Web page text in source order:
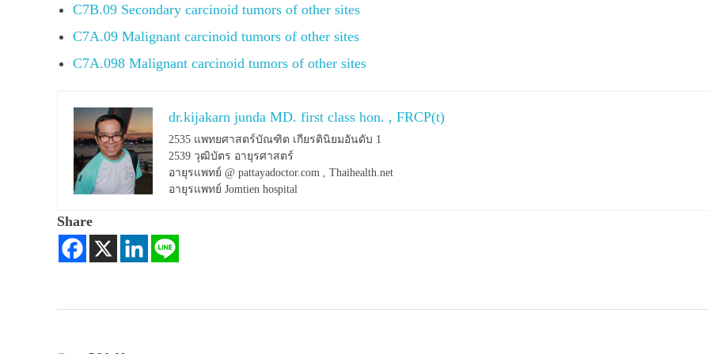
C7B.09 Secondary carcinoid tumors of other sites
C7A.09 Malignant carcinoid tumors of other sites
C7A.098 Malignant carcinoid tumors of other sites
dr.kijakarn junda MD. first class hon. , FRCP(t)
2535 แพทยศาสตร์บัณฑิต เกียรตินิยมอันดับ 1
2539 วุฒิบัตร อายุรศาสตร์
อายุรแพทย์ @ pattayadoctor.com , Thaihealth.net
อายุรแพทย์ Jomtien hospital
Share